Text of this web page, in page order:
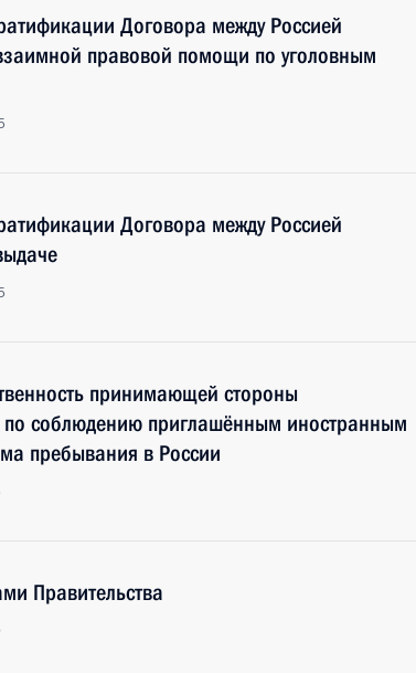
Договора между Россией
правовой помощи по уголовным
Договора между Россией
принимающей стороны
по соблюдению приглашённым иностранным
пребывания в России
Правительства